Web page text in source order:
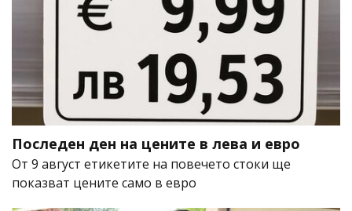
Последен ден на цените в лева и евро
От 9 август етикетите на повечето стоки ще
показват цените само в евро